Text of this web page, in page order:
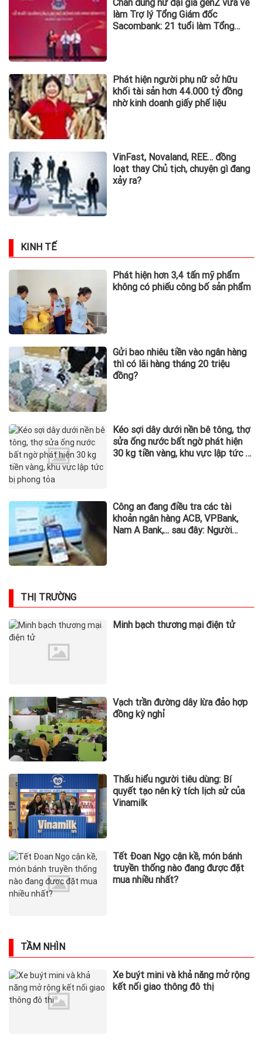
Chân dung nữ đại gia genZ vừa về
làm Trợ lý Tổng Giám đốc
Sacombank: 21 tuổi làm Tổng
Phát hiện người phụ nữ sở hữu
khối tài sản hơn 44.000 tỷ đồng
nhờ kinh doanh giấy phế liệu
VinFast, Novaland, REE… đồng
loạt thay Chủ tịch, chuyện gì đang
xảy ra?
KINH TẾ
Phát hiện hơn 3,4 tấn mỹ phẩm
không có phiếu công bố sản phẩm
Gửi bao nhiêu tiền vào ngân hàng
thì có lãi hàng tháng 20 triệu
đồng?
Kéo sợi dây dưới nền bê tông, thợ
sửa ống nước bất ngờ phát hiện
30 kg tiền vàng, khu vực lập tức bị
Công an đang điều tra các tài
khoản ngân hàng ACB, VPBank,
Nam A Bank,... sau đây: Người
THỊ TRƯỜNG
Minh bạch thương mại điện tử
Vạch trần đường dây lừa đảo hợp
đồng kỳ nghỉ
Thấu hiểu người tiêu dùng: Bí
quyết tạo nên kỳ tích lịch sử của
Vinamilk
Tết Đoan Ngọ cận kề, món bánh
truyền thống nào đang được đặt
mua nhiều nhất?
TẦM NHÌN
Xe buýt mini và khả năng mở rộng
kết nối giao thông đô thị